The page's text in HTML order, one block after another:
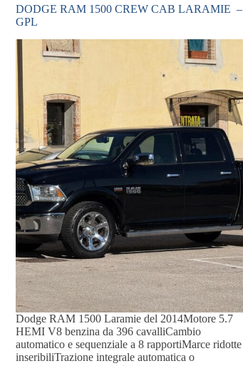
DODGE RAM 1500 CREW CAB LARAMIE –
GPL
Dodge RAM 1500 Laramie del 2014Motore 5.7
HEMI V8 benzina da 396 cavalliCambio
automatico e sequenziale a 8 rapportiMarce ridotte
inseribiliTrazione integrale automatica o